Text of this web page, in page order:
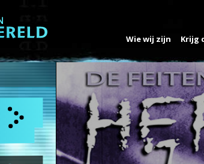
Wie wij zijn Krijg